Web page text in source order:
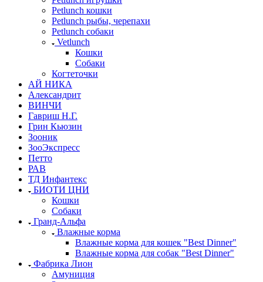
Petlunch кошки
Petlunch рыбы, черепахи
Petlunch собаки
Vetlunch
Кошки
Собаки
Когтеточки
АЙ НИКА
Александрит
ВИНЧИ
Гавриш Н.Г.
Грин Кьюзин
Зооник
ЗооЭкспресс
Петто
РАВ
ТД Инфантекс
БИОТИ ЦНИ
Кошки
Собаки
Гранд-Альфа
Влажные корма
Влажные корма для кошек "Best Dinner"
Влажные корма для собак "Best Dinner"
Фабрика Лион
Амуниция